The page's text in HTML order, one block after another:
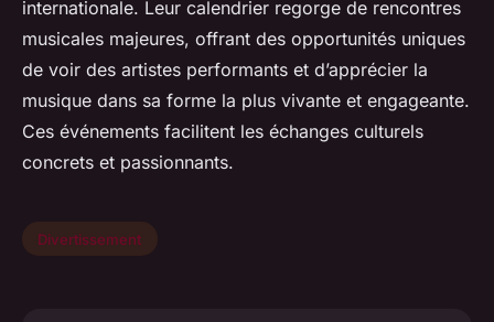
internationale. Leur calendrier regorge de rencontres
musicales majeures, offrant des opportunités uniques
de voir des artistes performants et d’apprécier la
musique dans sa forme la plus vivante et engageante.
Ces événements facilitent les échanges culturels
concrets et passionnants.
Divertissement